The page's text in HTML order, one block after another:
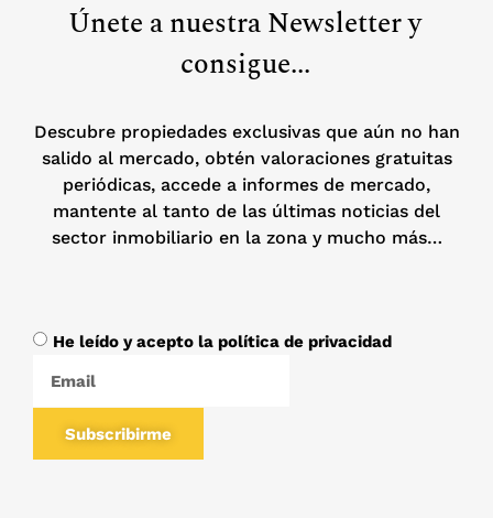
Únete a nuestra Newsletter y
consigue...
Descubre propiedades exclusivas que aún no han
salido al mercado, obtén valoraciones gratuitas
periódicas, accede a informes de mercado,
mantente al tanto de las últimas noticias del
sector inmobiliario en la zona y mucho más…
He leído y acepto la política de privacidad
Subscribirme